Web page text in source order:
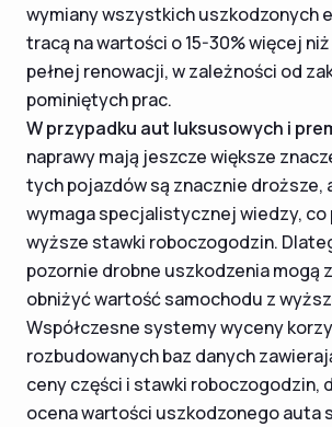
wymiany wszystkich uszkodzonych
tracą na wartości o 15-30% więcej
pełnej renowacji, w zależności od
pominiętych prac.
W przypadku aut luksusowych i
naprawy mają jeszcze większe
tych pojazdów są znacznie droższe,
wymaga specjalistycznej wiedzy, co
wyższe stawki roboczogodzin.
pozornie drobne uszkodzenia mogą
obniżyć wartość samochodu z
Współczesne systemy wyceny
rozbudowanych baz danych
ceny części i stawki roboczogodzin,
ocena wartości uszkodzonego auta